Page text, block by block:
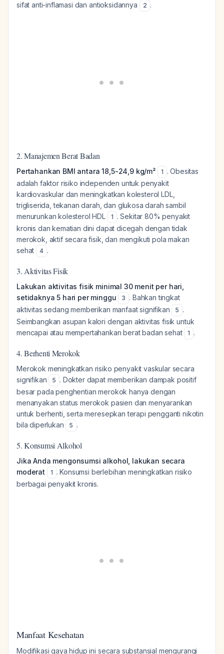
sifat anti-inflamasi dan antioksidannya
2 .
2. Manajemen Berat Badan
Pertahankan BMI antara 18,5-24,9 kg/m² 1 . Obesitas
adalah faktor risiko independen untuk penyakit
kardiovaskular dan meningkatkan kolesterol LDL,
trigliserida, tekanan darah, dan glukosa darah sambil
menurunkan kolesterol HDL
1 . Sekitar 80% penyakit
kronis dan kematian dini dapat dicegah dengan tidak
merokok, aktif secara fisik, dan mengikuti pola makan
sehat
4 .
3. Aktivitas Fisik
Lakukan aktivitas fisik minimal 30 menit per hari,
setidaknya 5 hari per minggu
3 . Bahkan tingkat
aktivitas sedang memberikan manfaat signifikan
5 .
Seimbangkan asupan kalori dengan aktivitas fisik untuk
mencapai atau mempertahankan berat badan sehat
1 .
4. Berhenti Merokok
Merokok meningkatkan risiko penyakit vaskular secara
signifikan
5 . Dokter dapat memberikan dampak positif
besar pada penghentian merokok hanya dengan
menanyakan status merokok pasien dan menyarankan
untuk berhenti, serta meresepkan terapi pengganti nikotin
bila diperlukan
5 .
5. Konsumsi Alkohol
Jika Anda mengonsumsi alkohol, lakukan secara
moderat
1 . Konsumsi berlebihan meningkatkan risiko
berbagai penyakit kronis.
Manfaat Kesehatan
Modifikasi gaya hidup ini secara substansial mengurangi